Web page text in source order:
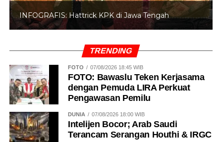
INFOGRAFIS: Hattrick KPK di Jawa Tengah
TRENDING
FOTO 07/08/2026 18:45 WIB
FOTO: Bawaslu Teken Kerjasama
dengan Pemuda LIRA Perkuat
Pengawasan Pemilu
DUNIA 07/08/2026 18:00 WIB
Intelijen Bocor; Arab Saudi
Terancam Serangan Houthi & IRGC